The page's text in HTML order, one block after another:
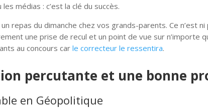
médias : c’est la clé du succès.
repas du dimanche chez vos grands-parents. Ce n’est ni
une prise de recul et un point de vue sur n’importe
au concours car le correcteur le ressentira.
percutante et une bonne
en Géopolitique